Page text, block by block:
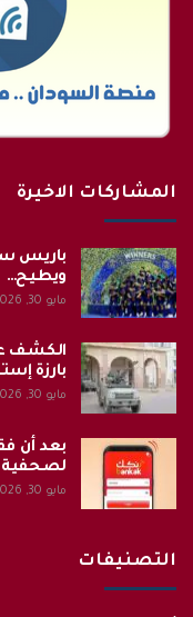
المشاركات الاخيرة
باريس
ويطيح…
مايو 30, 2026
الكشف
بارزة
مايو 30, 2026
بعد أن
لصحفية
مايو 30, 2026
التصنيفات